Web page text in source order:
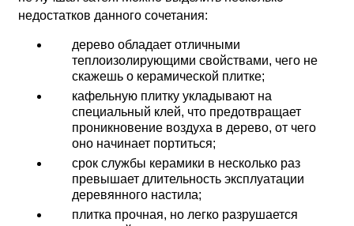
недостатков данного сочетания:
дерево обладает отличными
теплоизолирующими свойствами, чего не
скажешь о керамической плитке;
кафельную плитку укладывают на
специальный клей, что предотвращает
проникновение воздуха в дерево, от чего
оно начинает портиться;
срок службы керамики в несколько раз
превышает длительность эксплуатации
деревянного настила;
плитка прочная, но легко разрушается